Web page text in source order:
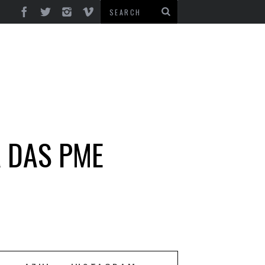
PME